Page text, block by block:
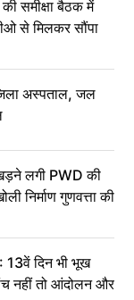
समीक्षा बैठक में
से मिलकर सौंपा
अस्पताल, जल
लगी PWD की
निर्माण गुणवत्ता की
13वें दिन भी भूख
नहीं तो आंदोलन और